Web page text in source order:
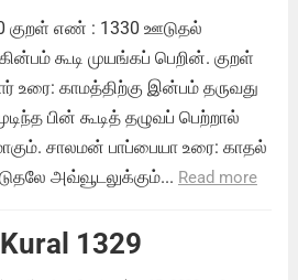
குறள் எண் : 1330 ஊடுதல்
கூடி முயங்கப் பெறின். குறள்
உரை: காமத்திற்கு இன்பம் தருவது
பின் கூடித் தழுவப் பெற்றால்
சாலமன் பாப்பையா உரை: காதல்
அவ்வூடலுக்கும்... Read more
1329